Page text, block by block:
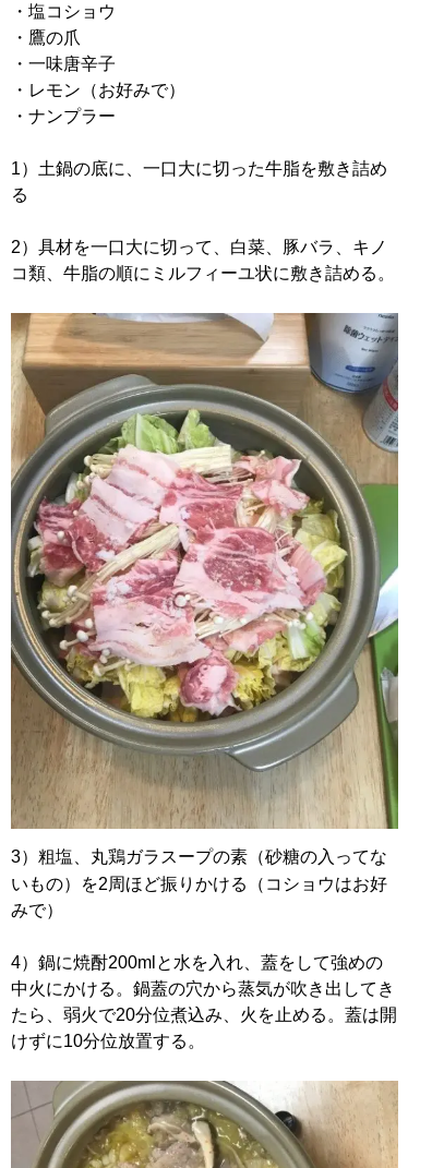
・塩コショウ
・鷹の爪
・一味唐辛子
・レモン（お好みで）
・ナンプラー
1）土鍋の底に、一口大に切った牛脂を敷き詰め
る
2）具材を一口大に切って、白菜、豚バラ、キノ
コ類、牛脂の順にミルフィーユ状に敷き詰める。
3）粗塩、丸鶏ガラスープの素（砂糖の入ってな
いもの）を2周ほど振りかける（コショウはお好
みで）
4）鍋に焼酎200mlと水を入れ、蓋をして強めの
中火にかける。鍋蓋の穴から蒸気が吹き出してき
たら、弱火で20分位煮込み、火を止める。蓋は開
けずに10分位放置する。